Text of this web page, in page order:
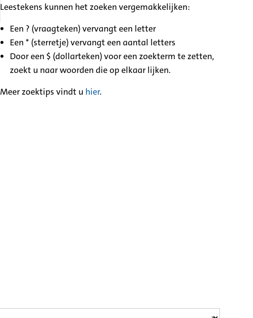
Leestekens kunnen het zoeken vergemakkelijken:
Een ? (vraagteken) vervangt een letter
Een * (sterretje) vervangt een aantal letters
Door een $ (dollarteken) voor een zoekterm te zetten,
zoekt u naar woorden die op elkaar lijken.
Meer zoektips vindt u hier.